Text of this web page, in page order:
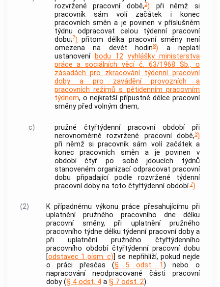
rozvržené pracovní době,2) při němž si
pracovník sám volí začátek i konec
pracovních směn a je povinen v příslušném
týdnu odpracovat celou týdenní pracovní
dobu;7) přitom délka pracovní směny není
omezena na devět hodin8) a neplatí
ustanovení bodu 12 vyhlášky ministerstva
práce a sociálních věcí č. 63/1968 Sb., o
zásadách pro zkracování týdenní pracovní
doby a pro zavádění provozních a
pracovních režimů s pětidenním pracovním
týdnem, o nejkratší přípustné délce pracovní
směny před volným dnem,
c)
pružné čtyřtýdenní pracovní období při
nerovnoměrně rozvržené pracovní době,3)
při němž si pracovník sám volí začátek a
konec pracovních směn a je povinen v
období čtyř po sobě jdoucích týdnů
stanoveném organizací odpracovat pracovní
dobu připadající podle rozvržené týdenní
pracovní doby na toto čtyřtýdenní období.7)
(2)
K případnému výkonu práce přesahujícímu při
uplatnění pružného pracovního dne délku
pracovní směny, při uplatnění pružného
pracovního týdne délku týdenní pracovní doby a
při uplatnění pružného čtyřtýdenního
pracovního období čtyřtýdenní pracovní dobu
[odstavec 1 písm. c)] se nepřihlíží, pokud nejde
o práci přesčas (§ 5 odst. 1) nebo o
napracování neodpracované části pracovní
doby (§ 4 odst. 4a § 7 odst. 2).